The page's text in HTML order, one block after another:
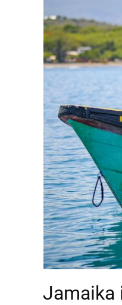
Jamaika